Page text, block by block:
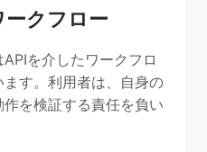
クフロー
を介したワークフロ
す。利用者は、自身の
を検証する責任を負い